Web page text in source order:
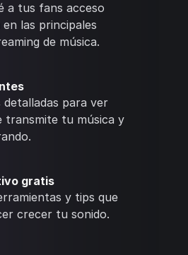
a tus fans acceso
las principales
de música.
para ver
transmite tu música y
gratis
y tips que
crecer tu sonido.